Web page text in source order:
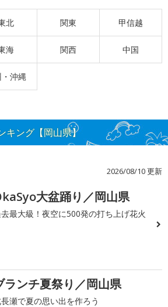
北 関東 甲信越
海 関西 中国
沖縄
キング【岡山県】
2026/08/10 更新
大盆踊り／岡山県
最大級！夜空に500発の打ち上げ花火
ランチ夏祭り／岡山県
瀬で夏の思い出を作ろう